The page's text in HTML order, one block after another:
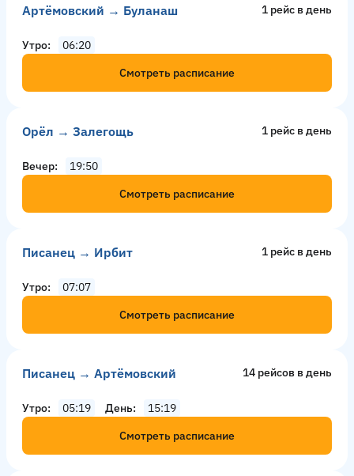
Артёмовский → Буланаш 1 рейс в день
Утро
06:20
Смотреть расписание
Орёл → Залегощь 1 рейс в день
Вечер
19:50
Смотреть расписание
Писанец → Ирбит 1 рейс в день
Утро
07:07
Смотреть расписание
Писанец → Артёмовский 14 рейсов в день
Утро 05:19 День
15:19
Смотреть расписание